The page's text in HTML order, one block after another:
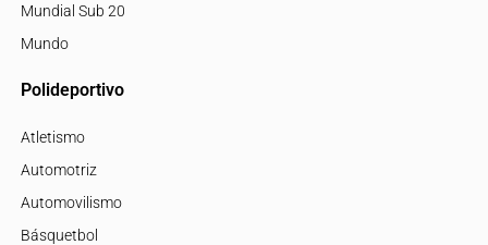
Mundial Sub 20
Mundo
Polideportivo
Atletismo
Automotriz
Automovilismo
Básquetbol